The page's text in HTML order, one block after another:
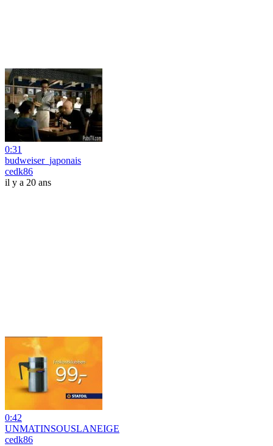
0:31
budweiser_japonais
cedk86
il y a 20 ans
0:42
UNMATINSOUSLANEIGE
cedk86